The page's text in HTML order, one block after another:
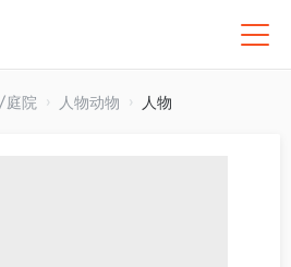
庭院 人物动物 人物